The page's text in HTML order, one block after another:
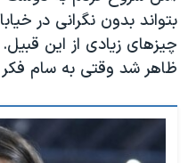
بتواند بدون نگرانی در
چیزهای زیادی از این قبیل.
ظاهر شد وقتی به سام فکر